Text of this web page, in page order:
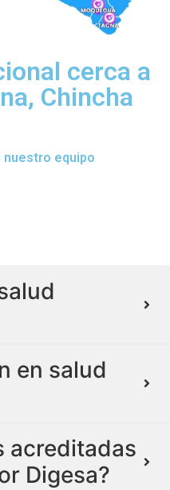
cerca a
Chincha
nuestro equipo
en salud
acreditadas
Digesa?